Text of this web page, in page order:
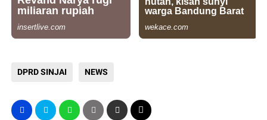
DPRD SINJAI NEWS